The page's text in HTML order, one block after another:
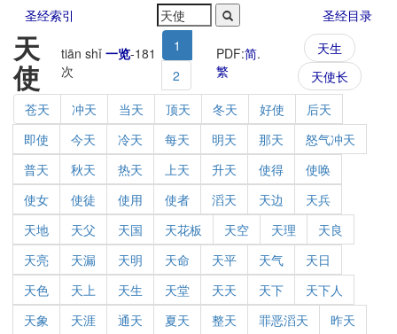
圣经索引 圣经目录
天
使
tiān shǐ 一览-181
次
1
2
PDF:简.
繁
天生
天使长
苍天
冲天 当天 顶天 冬天 好使
后天
即使
今天 冷天 每天 明天 那天
怒气冲天
普天
秋天 热天 上天 升天 使得
使唤
使女
使徒 使用 使者 滔天 天边
天兵
天地
天父 天国 天花板 天空 天理
天良
天亮
天漏 天明 天命 天平 天气
天日
天色
天上 天生 天堂 天天 天下
天下人
天象
天涯 通天 夏天 整天 罪恶滔天
昨天